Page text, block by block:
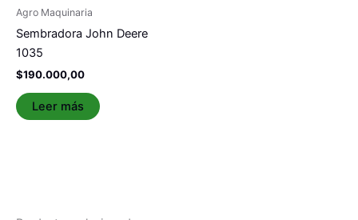
Agro Maquinaria
Sembradora John Deere
1035
$190.000,00
Leer más